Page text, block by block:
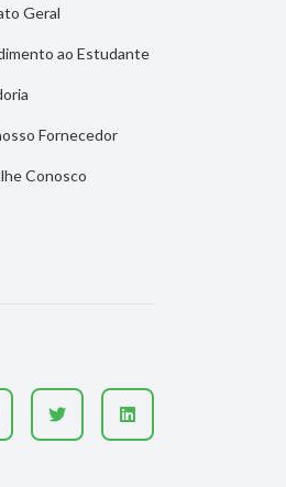
Geral
ao Estudante
Fornecedor
Conosco